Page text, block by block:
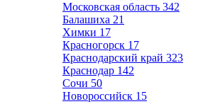
Московская область 342
Балашиха 21
Химки 17
Красногорск 17
Краснодарский край 323
Краснодар 142
Сочи 50
Новороссийск 15